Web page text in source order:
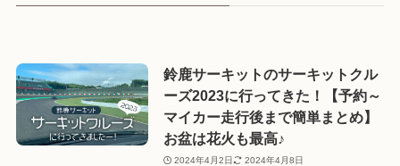
鈴鹿サーキットのサーキットクル
ーズ2023に行ってきた！【予約～
マイカー走行後まで簡単まとめ】
お盆は花火も最高♪
2024年4月2日 2024年4月8日